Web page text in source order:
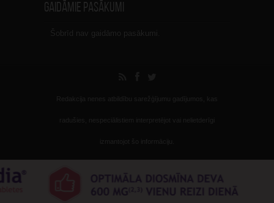
Gaidāmie pasākumi
Šobrīd nav gaidāmo pasākumi.
Redakcija nenes atbildību sarežģījumu gadījumos, kas